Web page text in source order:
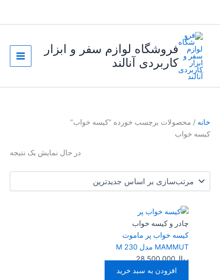
فروشگاه لوازم سفر و ابزار
کاربردی آنالند
خانه / محصولات برچسب خورده “کیسه خواب”
کیسه خواب
در حال نمایش یک نتیجه
چادر و کیسه خواب
كيسه خواب پر ماموت
MAMMUT مدل M 230
ریال28.500.000
افزودن به سبد خرید